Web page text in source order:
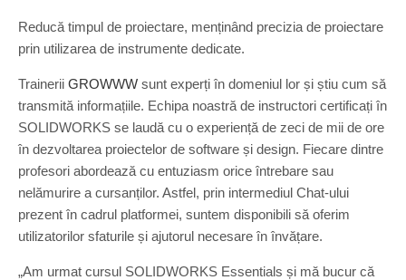
Reducă timpul de proiectare, menținând precizia de proiectare
prin utilizarea de instrumente dedicate.
Trainerii GROWWW sunt experți în domeniul lor și știu cum să
transmită informațiile. Echipa noastră de instructori certificați în
SOLIDWORKS se laudă cu o experiență de zeci de mii de ore
în dezvoltarea proiectelor de software și design. Fiecare dintre
profesori abordează cu entuziasm orice întrebare sau
nelămurire a cursanților. Astfel, prin intermediul Chat-ului
prezent în cadrul platformei, suntem disponibili să oferim
utilizatorilor sfaturile și ajutorul necesare în învățare.
„Am urmat cursul SOLIDWORKS Essentials și mă bucur că